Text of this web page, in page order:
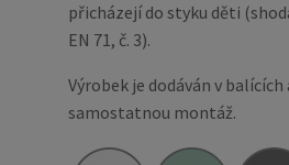
přicházejí do styku děti
EN 71, č. 3).
Výrobek je dodáván v balících
samostatnou montáž.